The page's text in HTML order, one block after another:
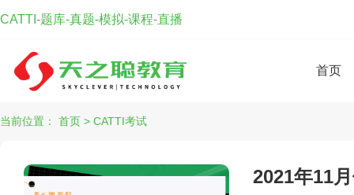
CATTI-题库-真题-模拟-课程-直播
首页
当前位置： 首页 > CATTI考试
2021年11